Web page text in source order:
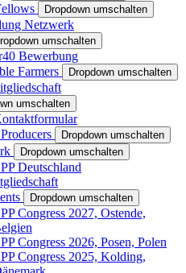
Dropdown umschalten
Netzwerk
umschalten
Bewerbung
Farmers
Dropdown umschalten
umschalten
Dropdown umschalten
Dropdown umschalten
Deutschland
Dropdown umschalten
Congress 2027, Ostende,
Congress 2026, Posen, Polen
Congress 2025, Kolding,